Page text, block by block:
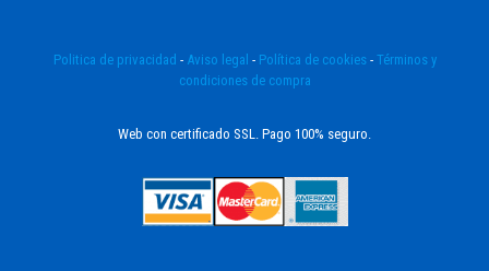
Politica de privacidad - Aviso legal - Política de cookies - Términos y
condiciones de compra
Web con certificado SSL. Pago 100% seguro.